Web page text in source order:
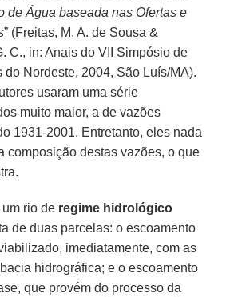
de Água baseada nas Ofertas e
” (Freitas, M. A. de Sousa &
C., in: Anais do VII Simpósio de
do Nordeste, 2004, São Luís/MA).
usaram uma série
muito maior, a de vazões
1931-2001. Entretanto, eles nada
composição destas vazões, o que
rio de regime hidrológico
de duas parcelas: o escoamento
imediatamente, com as
hidrográfica; e o escoamento
que provém do processo da